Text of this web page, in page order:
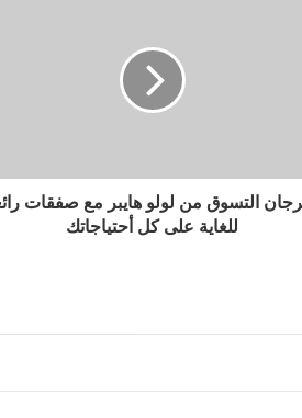
التسوق من لولو هايبر مع صفقات
للغاية على كل أحتياجاتك